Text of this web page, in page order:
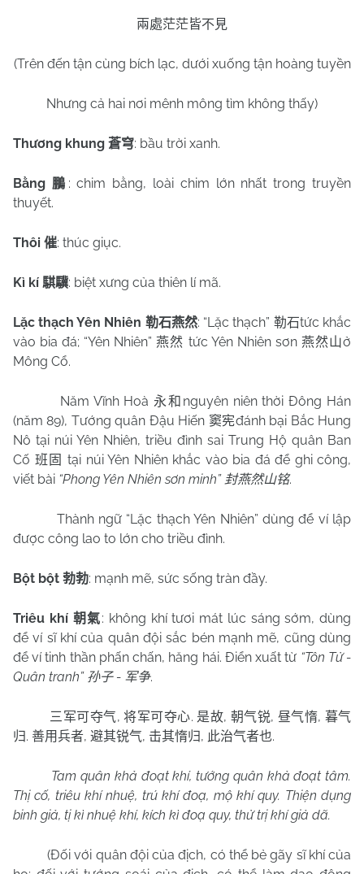
兩處茫茫皆不見
(Trên đến tận cùng bích lạc, dưới xuống tận hoàng tuyền
Nhưng cả hai nơi mênh mông tìm không thấy)
Thương khung 蒼穹: bầu trời xanh.
Bằng 鵬 : chim bằng, loài chim lớn nhất trong truyền
thuyết.
Thôi 催: thúc giục.
Kì kí 騏驥: biệt xưng của thiên lí mã.
Lặc thạch Yên Nhiên 勒石燕然: “Lặc thạch” 勒石tức khắc
vào bia đá; “Yên Nhiên”燕然 tức Yên Nhiên sơn 燕然山ở
Mông Cổ.
Năm Vĩnh Hoà 永和 nguyên niên thời Đông Hán
(năm 89), Tướng quân Đậu Hiến 窦宪đánh bại Bắc Hung
Nô tại núi Yên Nhiên, triều đình sai Trung Hộ quân Ban
Cố 班固 tại núi Yên Nhiên khắc vào bia đá để ghi công,
viết bài “Phong Yên Nhiên sơn minh” 封燕然山铭.
Thành ngữ “Lặc thạch Yên Nhiên” dùng để ví lập
được công lao to lớn cho triều đình.
Bột bột 勃勃: mạnh mẽ, sức sống tràn đầy.
Triêu khí 朝氣: không khí tươi mát lúc sáng sớm, dùng
để ví sĩ khí của quân đội sắc bén mạnh mẽ, cũng dùng
để ví tinh thần phấn chấn, hăng hái. Điển xuất từ “Tôn Tử -
Quân tranh” 孙子- 军争.
三军可夺气, 将军可夺心. 是故, 朝气锐, 昼气惰, 暮气
归. 善用兵者, 避其锐气, 击其惰归, 此治气者也.
Tam quân khả đoạt khí, tướng quân khả đoạt tâm.
Thị cố, triêu khí nhuệ, trú khí đoạ, mộ khí quy. Thiện dụng
binh giả, tị kì nhuệ khí, kích kì đoạ quy, thử trị khí giả dã.
(Đối với quân đội của địch, có thể bẻ gãy sĩ khí của